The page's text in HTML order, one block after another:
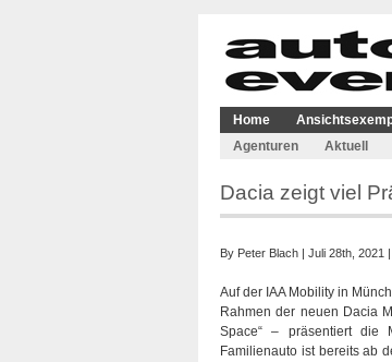
Home
Agenturen
Aktuell
Dacia zeigt viel
By Peter Blach | Juli 28th, 2021
Auf der IAA Mobility in
Rahmen der neuen Dacia
Space“ – präsentiert die
Familienauto ist bereits ab